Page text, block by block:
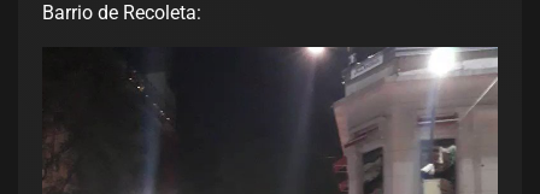
Barrio de Recoleta: